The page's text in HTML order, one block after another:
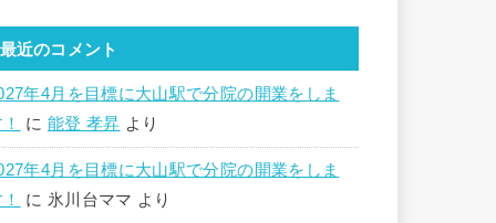
最近のコメント
年4月を目標に大山駅で分院の開業をしま
に 能登 孝昇 より
年4月を目標に大山駅で分院の開業をしま
に 氷川台ママ より